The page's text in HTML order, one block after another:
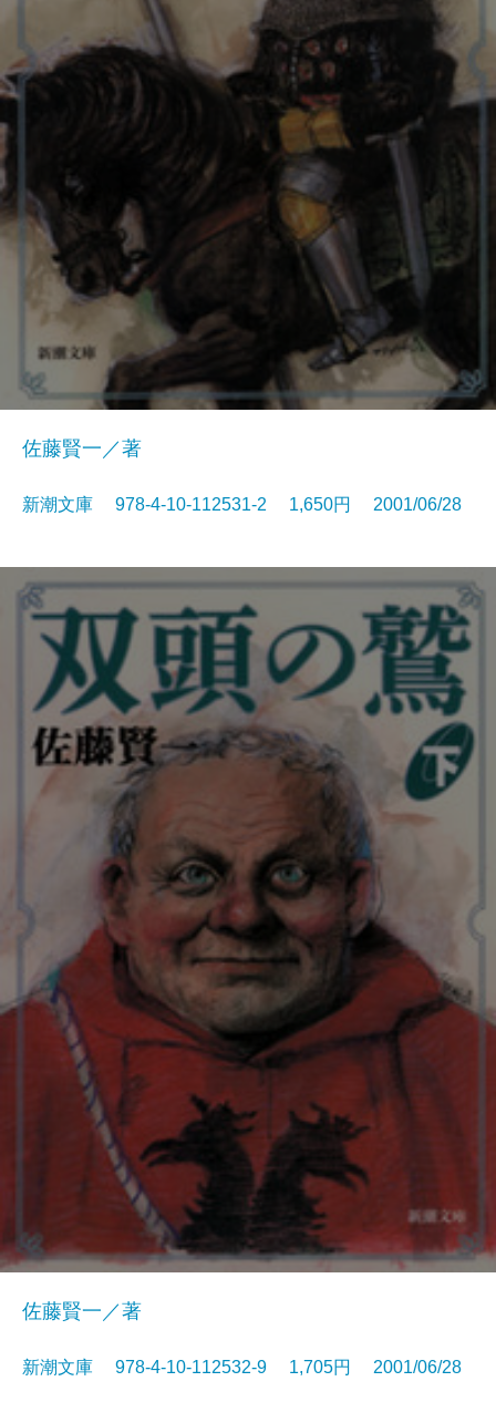
佐藤賢一／著
新潮文庫 978-4-10-112531-2 1,650円 2001/06/28
佐藤賢一／著
新潮文庫 978-4-10-112532-9 1,705円 2001/06/28